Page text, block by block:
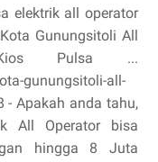
elektrik all operator
Gunungsitoli All
Pulsa ...
gunungsitoli-all-
- Apakah anda tahu,
All Operator bisa
hingga 8 Juta